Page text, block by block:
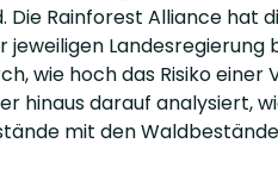
Die Rainforest Alliance
jeweiligen
wie hoch das Risiko einer
hinaus darauf analysiert,
mit den